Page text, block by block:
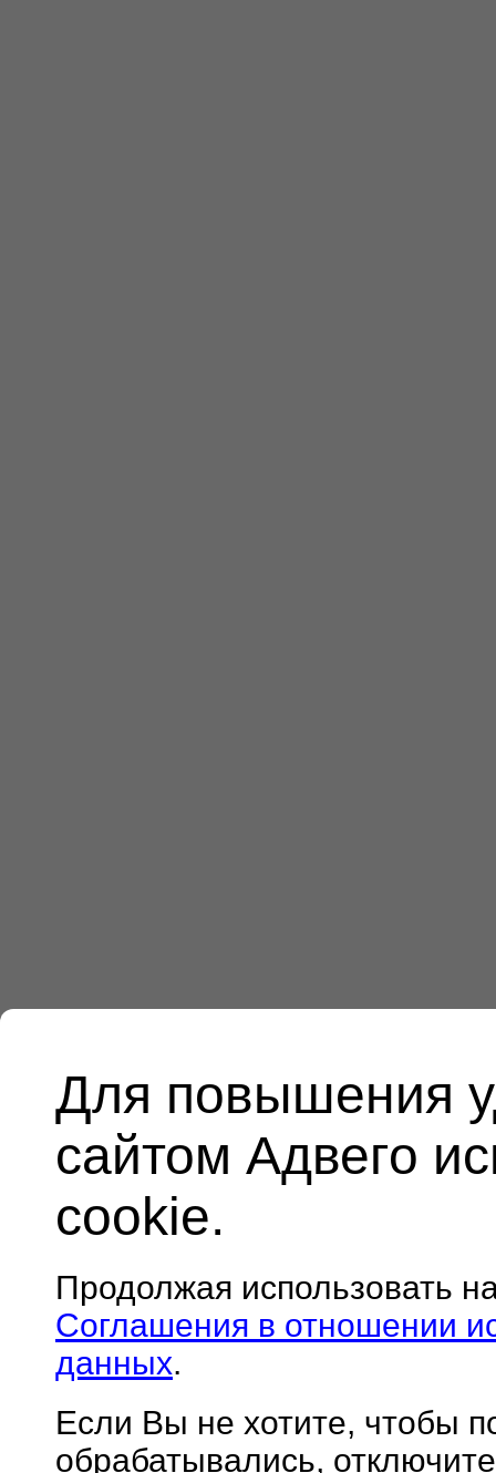
Для повышения
сайтом Адвего
cookie.
Продолжая использовать
Соглашения в отношении
данных.
Если Вы не хотите, чтобы
обрабатывались,